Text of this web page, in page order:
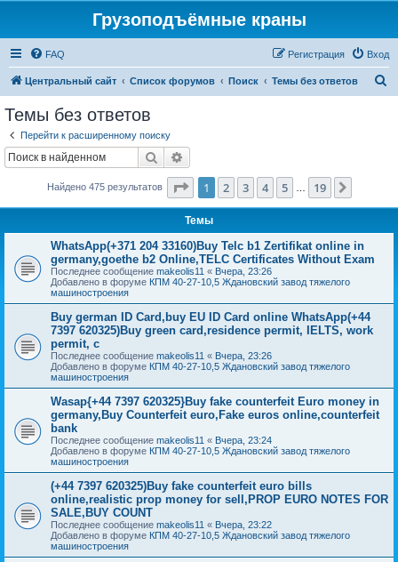
Грузоподъёмные краны
FAQ Вход
Регистрация
Центральный сайт Список форумов Поиск Темы без ответов
Темы без ответов
Перейти к расширенному поиску
Поиск
Найдено 475 результатов Страница из 19
1 2 3 4 5 19
Темы
WhatsApp(+371 204 33160)Buy Telc b1 Zertifikat online in
germany,goethe b2 Online,TELC Certificates Without Exam
Последнее сообщение makeolis11 « Вчера, 23:26
Добавлено в форуме КПМ 40-27-10,5 Ждановский завод тяжелого
машиностроения
Buy german ID Card,buy EU ID Card online WhatsApp(+44
7397 620325)Buy green card,residence permit, IELTS, work
permit, c
Последнее сообщение makeolis11 « Вчера, 23:26
Добавлено в форуме КПМ 40-27-10,5 Ждановский завод тяжелого
машиностроения
Wasap{+44 7397 620325}Buy fake counterfeit Euro money in
germany,Buy Counterfeit euro,Fake euros online,counterfeit
bank
Последнее сообщение makeolis11 « Вчера, 23:24
Добавлено в форуме КПМ 40-27-10,5 Ждановский завод тяжелого
машиностроения
(+44 7397 620325)Buy fake counterfeit euro bills
online,realistic prop money for sell,PROP EURO NOTES FOR
SALE,BUY COUNT
Последнее сообщение makeolis11 « Вчера, 23:22
Добавлено в форуме КПМ 40-27-10,5 Ждановский завод тяжелого
машиностроения